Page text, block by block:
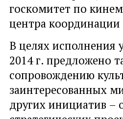
госкомитет по
центра
В целях исполнения
2014 г. предложено
сопровождению
заинтересованных
других инициатив –